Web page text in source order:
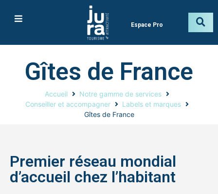
Espace Pro
Gîtes de France
Accueil
Notre gamme de services
Conseiller et accompagner
Labels et marques
Gîtes de France
Premier réseau mondial
d’accueil chez l’habitant